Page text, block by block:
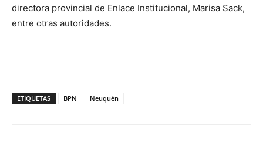
directora provincial de Enlace Institucional, Marisa Sack,
entre otras autoridades.
ETIQUETAS BPN Neuquén